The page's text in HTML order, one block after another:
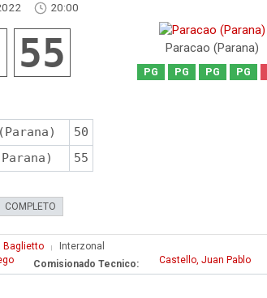
20:00
55 Paracao (Parana)
PG PG PG PG
50
55
COMPLETO
Baglietto |
Interzonal
Comisionado Tecnico: Castello, Juan Pablo